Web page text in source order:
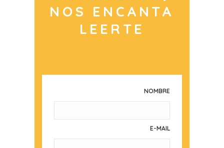
NOS ENCANTA
LEERTE
NOMBRE
E-MAIL